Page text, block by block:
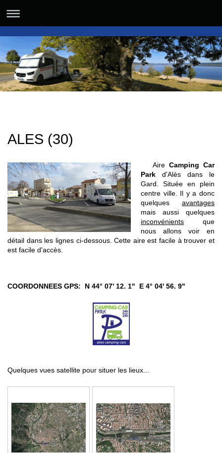
ALES (30)
Aire Camping Car
Park d'Alès dans le
Gard. Située en plein
centre ville. Il y a donc
quelques avantages
mais aussi quelques
inconvénients que
nous allons voir en
détail dans les lignes ci-dessous. Cette aire est facile à trouver et
est facile d'accès.
COORDONNEES GPS: N 44° 07' 12. 1" E 4° 04' 56. 9"
Quelques vues satellite pour situer les lieux...